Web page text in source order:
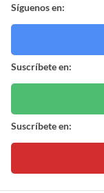
Síguenos en:
Suscríbete en:
Suscríbete en: